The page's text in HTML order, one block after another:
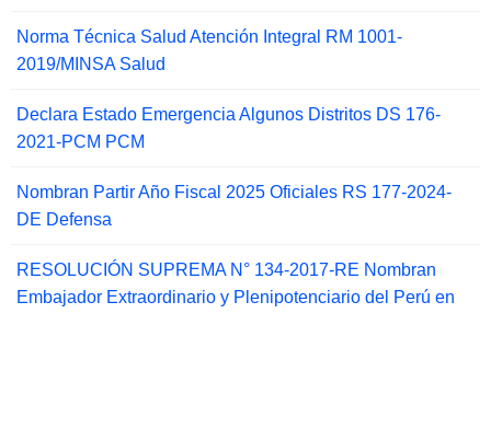
Norma Técnica Salud Atención Integral RM 1001-
2019/MINSA Salud
Declara Estado Emergencia Algunos Distritos DS 176-
2021-PCM PCM
Nombran Partir Año Fiscal 2025 Oficiales RS 177-2024-
DE Defensa
RESOLUCIÓN SUPREMA N° 134-2017-RE Nombran
Embajador Extraordinario y Plenipotenciario del Perú en